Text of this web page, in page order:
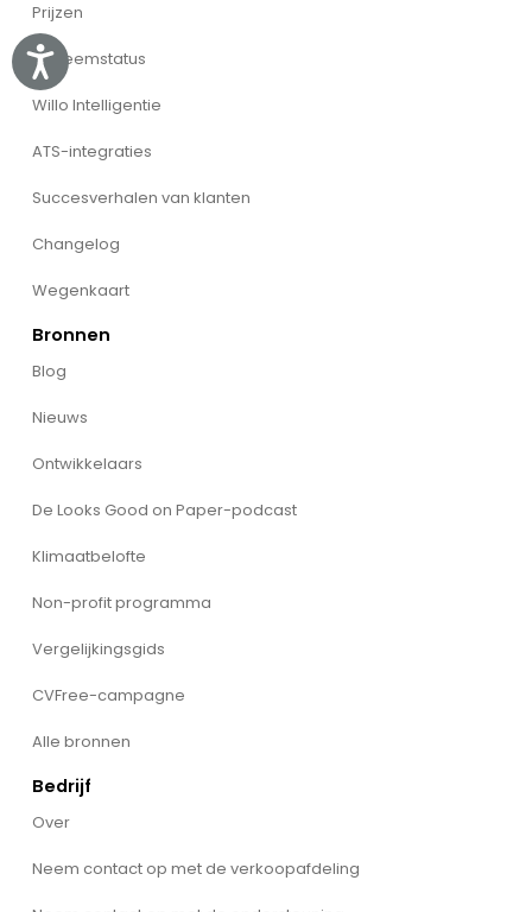
Accessibility
Prijzen
Systeemstatus
Willo Intelligentie
ATS-integraties
Succesverhalen van klanten
Changelog
Wegenkaart
Bronnen
Blog
Nieuws
Ontwikkelaars
De Looks Good on Paper-podcast
Klimaatbelofte
Non-profit programma
Vergelijkingsgids
CVFree-campagne
Alle bronnen
Bedrijf
Over
Neem contact op met de verkoopafdeling